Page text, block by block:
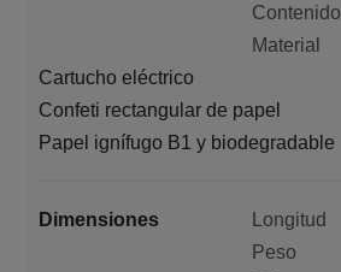
Contenido
Material
Cartucho eléctrico
Confeti rectangular de papel
Papel ignífugo B1 y biodegradable
Dimensiones
Longitud
Peso